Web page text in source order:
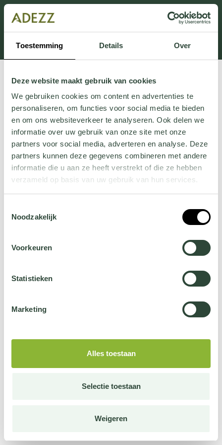
Toestemming Details Over
Deze website maakt gebruik van cookies
We gebruiken cookies om content en advertenties te
personaliseren, om functies voor social media te bieden
en om ons websiteverkeer te analyseren. Ook delen we
informatie over uw gebruik van onze site met onze
partners voor social media, adverteren en analyse. Deze
partners kunnen deze gegevens combineren met andere
informatie die u aan ze heeft verstrekt of die ze hebben
verzameld op basis van uw gebruik van hun services.
jehier.
Noodzakelijk
Voorkeuren
Statistieken
Marketing
Alles toestaan
Selectie toestaan
Weigeren
Dit onderdeel is momenteel in onderhoud.
Als je informatie mist kun je ons bellen +31 413 274
168 of mailen
Customersupport@adezz.com.